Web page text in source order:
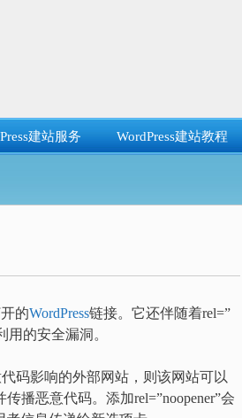
建站服务 WordPress建站教程
的WordPress链接。它还伴随着rel=”
用的安全漏洞。
码影响的外部网站，则该网站可以
播恶意代码。添加rel=”noopener”会